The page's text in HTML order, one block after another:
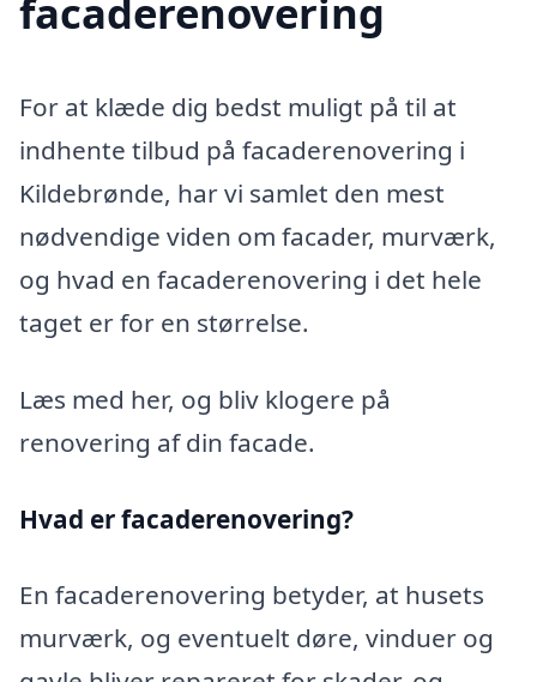
facaderenovering
For at klæde dig bedst muligt på til at
indhente tilbud på facaderenovering i
Kildebrønde, har vi samlet den mest
nødvendige viden om facader, murværk,
og hvad en facaderenovering i det hele
taget er for en størrelse.
Læs med her, og bliv klogere på
renovering af din facade.
Hvad er facaderenovering?
En facaderenovering betyder, at husets
murværk, og eventuelt døre, vinduer og